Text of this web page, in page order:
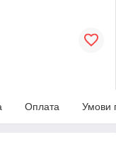
Оплата Умови